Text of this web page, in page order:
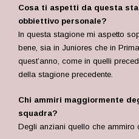
Cosa ti aspetti da questa
obbiettivo personale?
In questa stagione mi aspetto
bene, sia in Juniores che in
quest’anno, come in quelli
della stagione precedente.
Chi ammiri maggiormente
squadra?
Degli anziani quello che ammiro